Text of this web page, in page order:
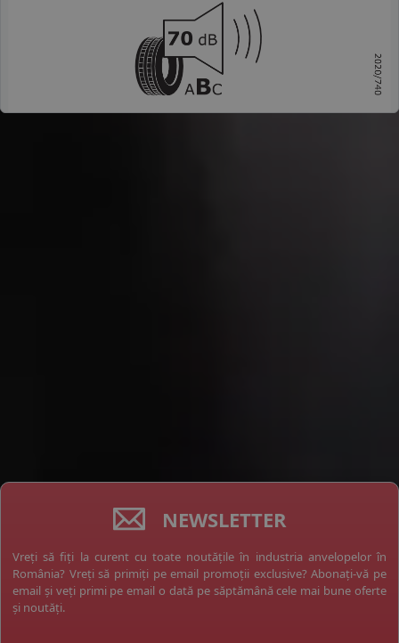
NEWSLETTER
Vreți să fiți la curent cu toate noutățile în industria anvelopelor în
România? Vreți să primiți pe email promoții exclusive? Abonați-vă pe
email și veți primi pe email o dată pe săptămână cele mai bune oferte
și noutăți.